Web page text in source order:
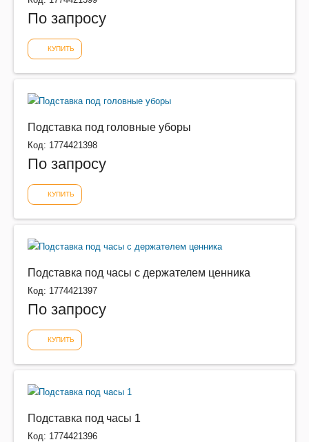
По запросу
КУПИТЬ
Подставка под головные уборы
Код: 1774421398
По запросу
КУПИТЬ
Подставка под часы с держателем ценника
Код: 1774421397
По запросу
КУПИТЬ
Подставка под часы 1
Код: 1774421396